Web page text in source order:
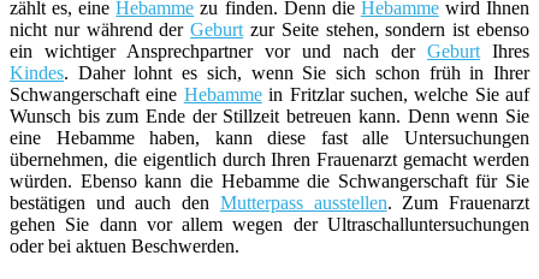
zählt es, eineHebamme zu finden. Denn die Hebammewird Ihnen
nicht nur während derGeburt zur Seite stehen, sondern ist ebenso
ein wichtiger Ansprechpartner vor und nach der Geburt Ihres
Kindes. Daher lohnt es sich, wenn Sie sich schon früh in Ihrer
Schwangerschaft eine Hebammein Fritzlar suchen, welche Sie auf
Wunsch bis zum Ende der Stillzeit betreuen kann. Denn wenn Sie
eine Hebamme haben, kann diese fast alle Untersuchungen
übernehmen, die eigentlich durch Ihren Frauenarzt gemacht werden
würden. Ebenso kann die Hebamme die Schwangerschaft für Sie
bestätigen und auch den Mutterpass ausstellen. Zum Frauenarzt
gehen Sie dann vor allem wegen der Ultraschalluntersuchungen
oder bei aktuen Beschwerden.